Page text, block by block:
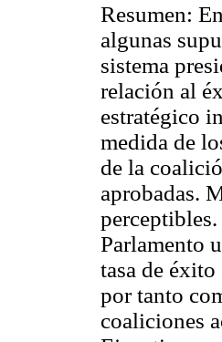
Resumen:
algunas
sistema
relación al
estratégico
medida de
de la
aprobadas.
Parlamento
tasa de
por tanto
coaliciones